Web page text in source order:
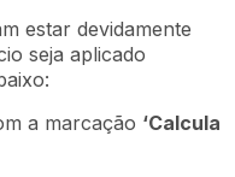
estar devidamente
seja aplicado
a marcação ‘Calcula